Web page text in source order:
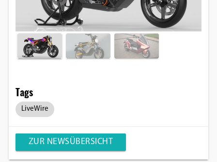
Tags
LiveWire
ZUR NEWSÜBERSICHT